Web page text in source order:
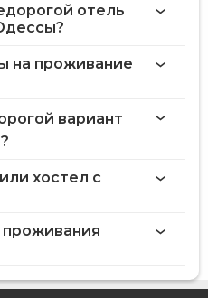
отель
на проживание
вариант
хостел с
проживания